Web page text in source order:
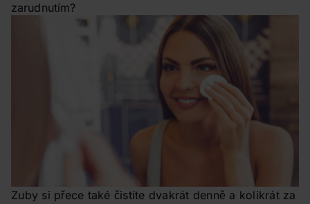
zarudnutím?
Zuby si přece také čistíte dvakrát denně a kolikrát za